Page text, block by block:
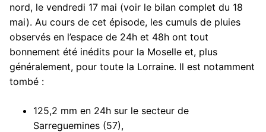
nord, le vendredi 17 mai (voir le bilan complet du 18
mai). Au cours de cet épisode, les cumuls de pluies
observés en l’espace de 24h et 48h ont tout
bonnement été inédits pour la Moselle et, plus
généralement, pour toute la Lorraine. Il est notamment
tombé :
125,2 mm en 24h sur le secteur de
Sarreguemines (57),